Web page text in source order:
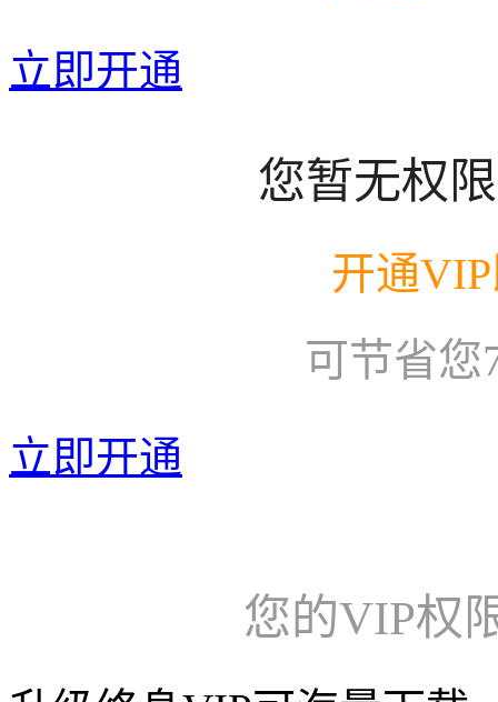
立即开通
您暂无权
开通
可节省您
立即开通
您的VIP权